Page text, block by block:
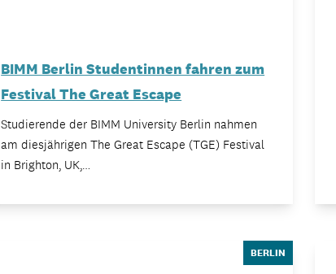
BIMM Berlin Studentinnen fahren zum
Festival The Great Escape
Studierende der BIMM University Berlin nahmen
am diesjährigen The Great Escape (TGE) Festival
in Brighton, UK,…
BERLIN